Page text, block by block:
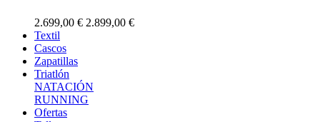
2.699,00 € 2.899,00 €
Textil
Cascos
Zapatillas
Triatlón
NATACIÓN
RUNNING
Ofertas